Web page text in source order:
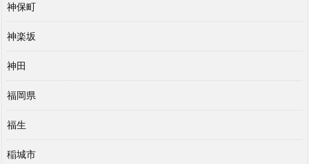
神保町
神楽坂
神田
福岡県
福生
稲城市